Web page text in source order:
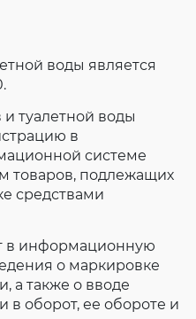
воды является
и туалетной воды
в
системе
товаров, подлежащих
средствами
в информационную
о маркировке
а также о вводе
оборот, ее обороте и